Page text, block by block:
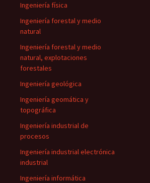
Ingeniería física
Ingeniería forestal y medio
natural
Ingeniería forestal y medio
natural, explotaciones
forestales
Ingeniería geológica
Ingeniería geomática y
topográfica
Ingeniería industrial de
procesos
Ingeniería industrial electrónica
industrial
Ingeniería informática